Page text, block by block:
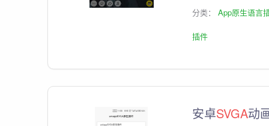
分类：App原生语言
插件
安卓SVGA动